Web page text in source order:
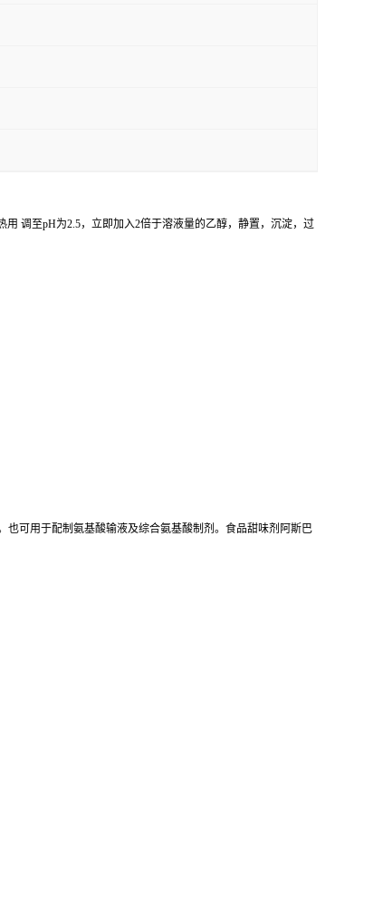
调至pH为2.5，立即加入2倍于溶液量的乙醇，静置，沉淀，过
可用于配制氨基酸输液及综合氨基酸制剂。食品甜味剂阿斯巴